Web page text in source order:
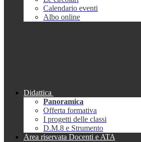
Calendario eventi
Albo online
Didattica
Panoramica
Offerta formativa
I progetti delle classi
D.M.8 e Strumento
Area riservata Docenti e ATA